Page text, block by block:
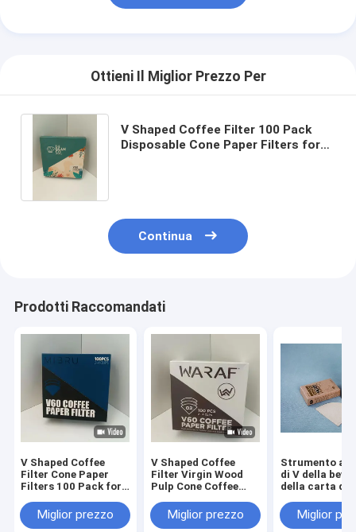
Ottieni Il Miglior Prezzo Per
V Shaped Coffee Filter 100 Pack
Disposable Cone Paper Filters for
Continua
Prodotti Raccomandati
V Shaped Coffee
Filter Cone Paper
Filters 100 Pack for
Coffee Makers and
Pour Over Systems
Miglior prezzo
V Shaped Coffee
Filter Virgin Wood
Pulp Cone Coffee
Disposable For Pour
Over Coffee Brewing
Miglior prezzo
Strumento a
di V della
della carta
dell'orecchio
sigillabile
Miglior